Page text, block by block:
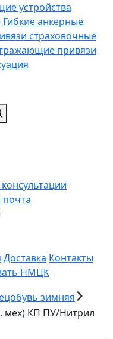
устройства
Гибкие анкерные
страховочные
привязи
почта
Доставка Контакты
НМЦК
зимняя
мех) КП ПУ/Нитрил